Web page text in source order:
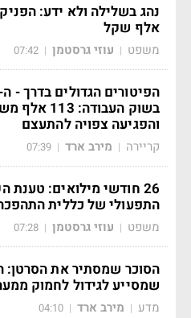
אלף שקל
משפט | עוזי גרסטמן |
07:42
בשוק העבודה:
והפגיעה צפויה להתעצם
קריירה | מירב ארד |
07:39
26 חודשי מילואים: טענת
התפעולי של כללית
משפט | עוזי גרסטמן |
07:28
הסוכר שמסתיר את הסרטן:
שמסייע לגידול לחמוק
מדע | מירב ארד |
04:10